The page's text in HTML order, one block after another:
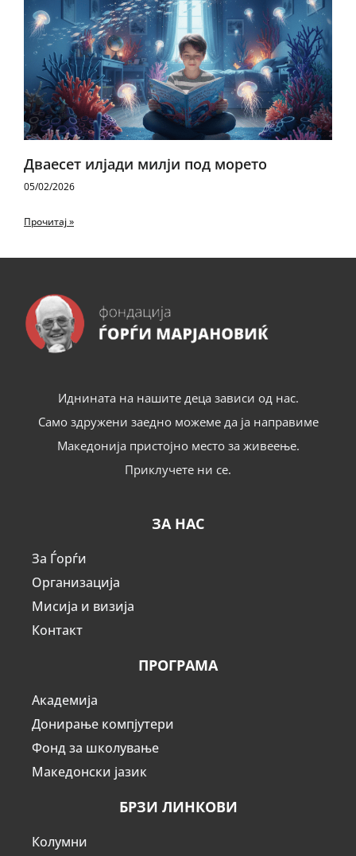
Дваесет илјади милји под морето
05/02/2026
Прочитај »
Иднината на нашите деца зависи од нас.
Само здружени заедно можеме да ја направиме
Македонија пристојно место за живеење.
Приклучете ни се.
ЗА НАС
За Ѓорѓи
Организација
Мисија и визија
Контакт
ПРОГРАМА
Академија
Донирање компјутери
Фонд за школување
Македонски јазик
БРЗИ ЛИНКОВИ
Колумни